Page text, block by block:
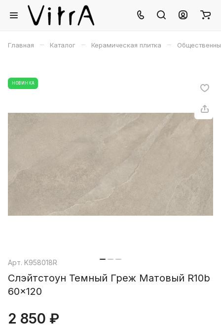
Главная – Каталог – Керамическая плитка –
НОВИНКА
Арт. K958018R
Слэйтстоун Темный Греж Матовый R10b
60x120
2 850 ₽